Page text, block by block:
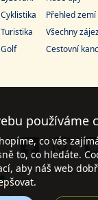
Cyklistika
Turistika
Golf
Přehled zemí
Všechny
Cestovní
používáme
co vás
to, co hledáte.
aby náš web